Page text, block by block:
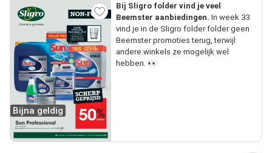
Bijna geldig
Bij Sligro folder vind je veel
Beemster aanbiedingen. In week 33
vind je in de Sligro folder folder geen
Beemster promoties terug, terwijl
andere winkels ze mogelijk wel
hebben. 👀